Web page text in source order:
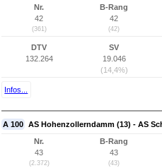
Nr.
42
(361)
B-Rang
42
(42)
DTV
132.264
SV
19.046
(14,4%)
Infos...
A 100 AS Hohenzollerndamm (13) - AS
Nr.
43
(2.372)
B-Rang
43
(43)